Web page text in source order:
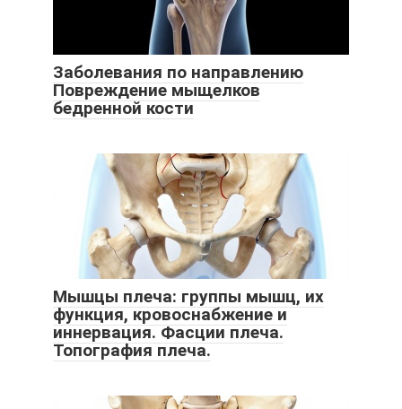
Заболевания по направлению
Повреждение мыщелков
бедренной кости
Мышцы плеча: группы мышц, их
функция, кровоснабжение и
иннервация. Фасции плеча.
Топография плеча.